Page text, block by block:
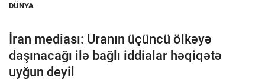
DÜNYA
İran mediası: Uranın üçüncü ölkəyə
daşınacağı ilə bağlı iddialar həqiqətə
uyğun deyil